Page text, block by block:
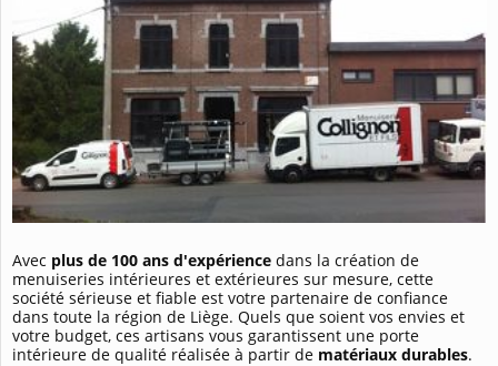
Avec plus de 100 ans d'expérience dans la création de
menuiseries intérieures et extérieures sur mesure, cette
société sérieuse et fiable est votre partenaire de confiance
dans toute la région de Liège. Quels que soient vos envies et
votre budget, ces artisans vous garantissent une porte
intérieure de qualité réalisée à partir de matériaux durables.